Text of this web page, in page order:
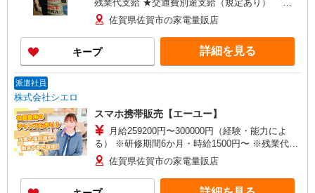
残業代支給 ★交通費別途支給（規定あり） ゜
+゜・。○。・゜+゜・。○。・゜+゜ 入社祝い金10
万円支給(規定有) お友達を紹介頂くと, インセンテ
ィブ支給(規定有) ★月2回払い・週払い可能（規程
有）★ ゜・。○。・゜+゜・。○。・゜+゜
佐賀県佐賀市の家電量販店
キープ 詳細を見る
派遣社員
株式会社シエロ
スマホ携帯販売【エーユー】
月給259200円〜300000円（経験・能力によ
る） ※研修期間6か月・時給1500円〜 ※残業代支
給 ★交通費別途支給（規定あり） ゜+゜・。
○。・゜+゜・。○。・゜+゜ 入社祝い金10万円支
給(規定有) お友達を紹介頂くと, インセンティブ支
佐賀県佐賀市の家電量販店